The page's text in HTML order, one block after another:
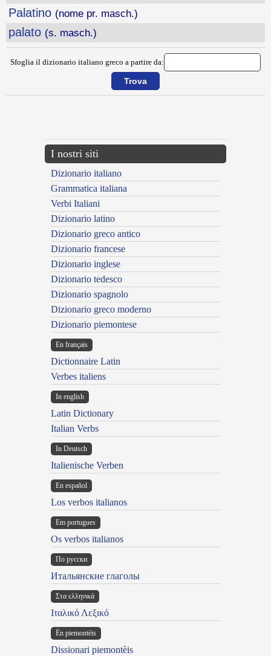
Palatino (nome pr. masch.)
palato (s. masch.)
Sfoglia il dizionario italiano greco a partire da:
I nostri siti
Dizionario italiano
Grammatica italiana
Verbi Italiani
Dizionario latino
Dizionario greco antico
Dizionario francese
Dizionario inglese
Dizionario tedesco
Dizionario spagnolo
Dizionario greco moderno
Dizionario piemontese
En français
Dictionnaire Latin
Verbes italiens
In english
Latin Dictionary
Italian Verbs
In Deutsch
Italienische Verben
En español
Los verbos italianos
Em portugues
Os verbos italianos
По русски
Итальянские глаголы
Στα ελληνικά
Ιταλικό Λεξικό
Ën piemontèis
Dissionari piemontèis